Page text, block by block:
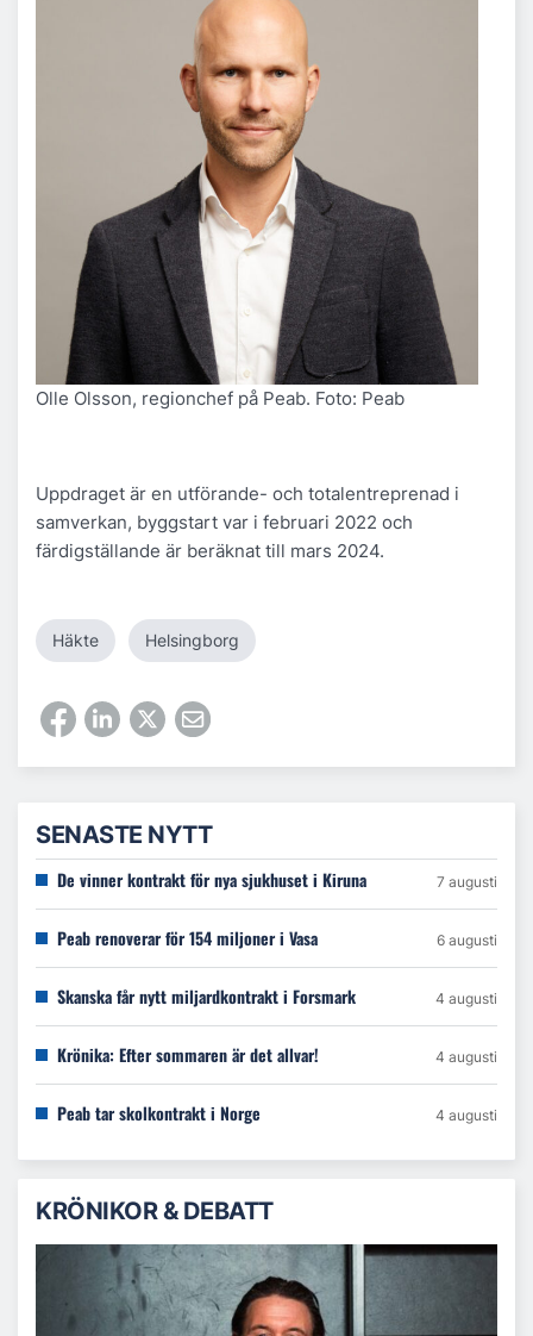
Olle Olsson, regionchef på Peab. Foto: Peab
Uppdraget är en utförande- och totalentreprenad i
samverkan, byggstart var i februari 2022 och
färdigställande är beräknat till mars 2024.
Häkte Helsingborg
SENASTE NYTT
De vinner kontrakt för nya sjukhuset i Kiruna 7 augusti
Peab renoverar för 154 miljoner i Vasa 6 augusti
Skanska får nytt miljardkontrakt i Forsmark 4 augusti
Krönika: Efter sommaren är det allvar! 4 augusti
Peab tar skolkontrakt i Norge 4 augusti
KRÖNIKOR & DEBATT